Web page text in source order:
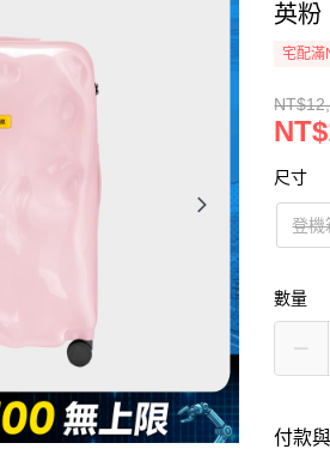
英粉
宅配滿
尺寸
登機
數量
付款